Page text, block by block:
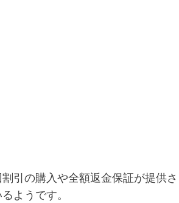
引の購入や全額返金保証が提供さ
ようです。